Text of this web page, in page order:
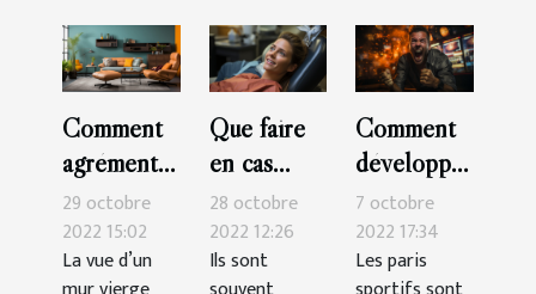
Comment
agrémenter
sa
décoration
murale ?
29 octobre
2022 15:02
La vue d’un
Que faire
en cas
d’urgence
dentaire ?
28 octobre
2022 12:26
Ils sont
Comment
développer
sa
technique
pour
7 octobre
2022 17:34
Les paris